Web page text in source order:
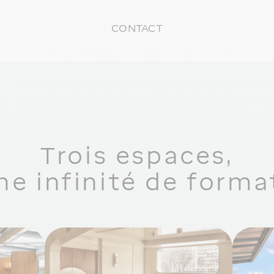
CONTACT
Trois espaces,
infinité de